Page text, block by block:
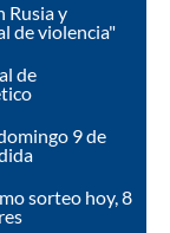
Rusia y
de violencia"
de
9 de
sorteo hoy, 8